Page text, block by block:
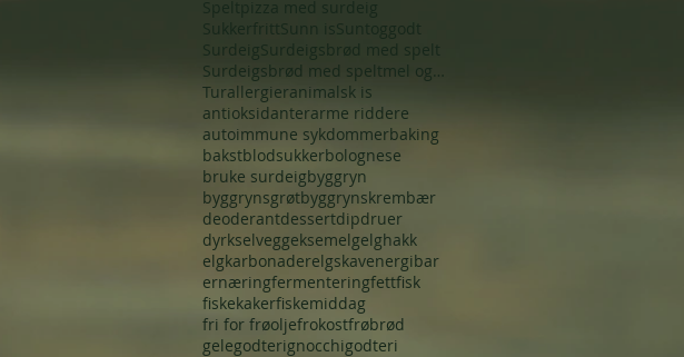
Speltpizza med surdeig
SukkerfrittSunn isSuntoggodt
SurdeigSurdeigsbrød med spelt
Surdeigsbrød med speltmel og frø
Turallergieranimalsk is
antioksidanterarme riddere
autoimmune sykdommerbaking
bakstblodsukkerbolognese
bruke surdeigbyggryn
byggrynsgrøtbyggrynskrembær
deoderantdessertdipdruer
dyrkselveggeksemelgelghakk
elgkarbonaderelgskavenergibar
ernæringfermenteringfettfisk
fiskekakerfiskemiddag
fri for frøoljefrokostfrøbrød
gelegodterignocchigodteri